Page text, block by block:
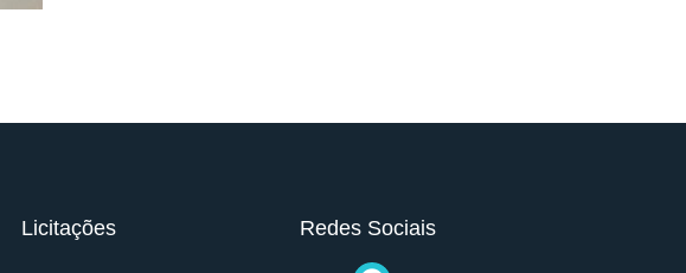
Licitações Redes Sociais